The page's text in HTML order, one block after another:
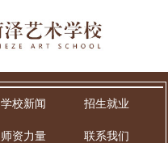
学校新闻 招生就业
师资力量 联系我们